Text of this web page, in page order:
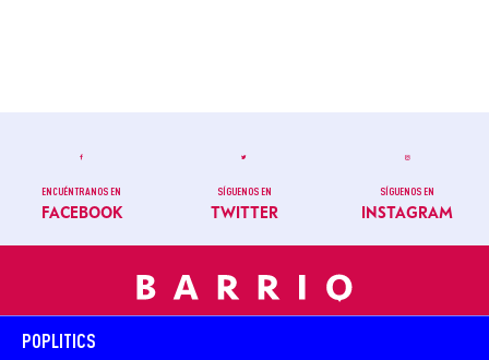
ENCUÉNTRANOS EN
FACEBOOK
SÍGUENOS EN
TWITTER
SÍGUENOS EN
INSTAGRAM
POPLITICS